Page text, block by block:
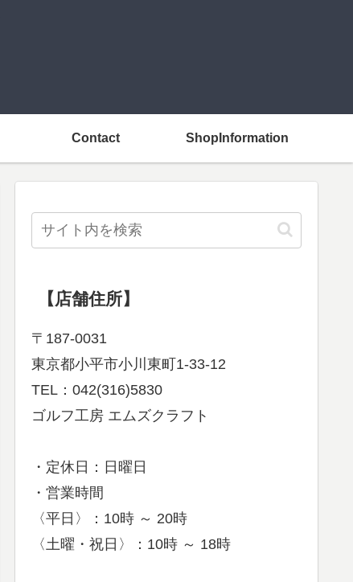
Contact ShopInformation
【店舗住所】
〒187-0031
東京都小平市小川東町1-33-12
TEL：042(316)5830
ゴルフ工房 エムズクラフト
・定休日：日曜日
・営業時間
〈平日〉：10時 ～ 20時
〈土曜・祝日〉：10時 ～ 18時